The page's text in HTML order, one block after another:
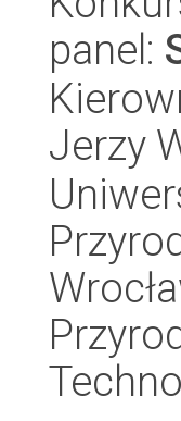
panel:
Jerzy